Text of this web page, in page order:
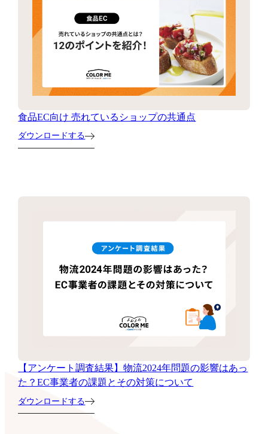
食品EC向け 売れているショップの共通点
ダウンロードする
【アンケート調査結果】物流2024年問題の影響はあっ
た？EC事業者の課題とその対策について
ダウンロードする